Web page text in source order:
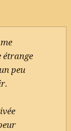
étrange
peu